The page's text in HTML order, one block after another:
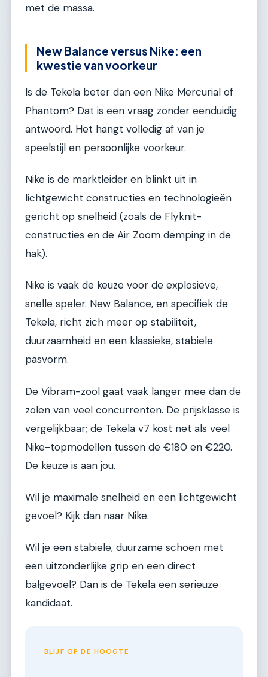
met de massa.
New Balance versus Nike: een
kwestie van voorkeur
Is de Tekela beter dan een Nike Mercurial of
Phantom? Dat is een vraag zonder eenduidig
antwoord. Het hangt volledig af van je
speelstijl en persoonlijke voorkeur.
Nike is de marktleider en blinkt uit in
lichtgewicht constructies en technologieën
gericht op snelheid (zoals de Flyknit-
constructies en de Air Zoom demping in de
hak).
Nike is vaak de keuze voor de explosieve,
snelle speler. New Balance, en specifiek de
Tekela, richt zich meer op stabiliteit,
duurzaamheid en een klassieke, stabiele
pasvorm.
De Vibram-zool gaat vaak langer mee dan de
zolen van veel concurrenten. De prijsklasse is
vergelijkbaar; de Tekela v7 kost net als veel
Nike-topmodellen tussen de €180 en €220.
De keuze is aan jou.
Wil je maximale snelheid en een lichtgewicht
gevoel? Kijk dan naar Nike.
Wil je een stabiele, duurzame schoen met
een uitzonderlijke grip en een direct
balgevoel? Dan is de Tekela een serieuze
kandidaat.
BLIJF OP DE HOOGTE